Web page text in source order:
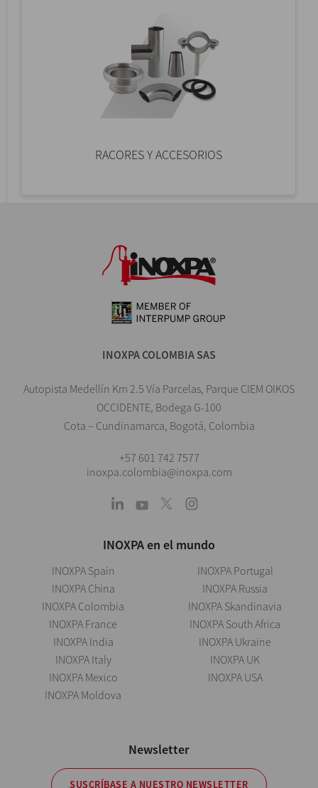
RACORES Y ACCESORIOS
INOXPA COLOMBIA SAS
Autopista Medellín Km 2.5 Vía Parcelas, Parque CIEM OIKOS
OCCIDENTE, Bodega G-100
Cota – Cundinamarca, Bogotá, Colombia
+57 601 742 7577
inoxpa.colombia@inoxpa.com
INOXPA en el mundo
INOXPA Spain
INOXPA China
INOXPA Colombia
INOXPA France
INOXPA India
INOXPA Italy
INOXPA Mexico
INOXPA Moldova
INOXPA Portugal
INOXPA Russia
INOXPA Skandinavia
INOXPA South Africa
INOXPA Ukraine
INOXPA UK
INOXPA USA
Newsletter
SUSCRÍBASE A NUESTRO NEWSLETTER